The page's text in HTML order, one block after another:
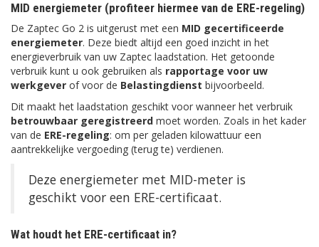
MID energiemeter (profiteer hiermee van de ERE-regeling)
De Zaptec Go 2 is uitgerust met een MID gecertificeerde
energiemeter. Deze biedt altijd een goed inzicht in het
energieverbruik van uw Zaptec laadstation. Het getoonde
verbruik kunt u ook gebruiken als rapportage voor uw
werkgever of voor de Belastingdienst bijvoorbeeld.
Dit maakt het laadstation geschikt voor wanneer het verbruik
betrouwbaar geregistreerd moet worden. Zoals in het kader
van de ERE-regeling: om per geladen kilowattuur een
aantrekkelijke vergoeding (terug te) verdienen.
Deze energiemeter met MID-meter is
geschikt voor een ERE-certificaat.
Wat houdt het ERE-certificaat in?